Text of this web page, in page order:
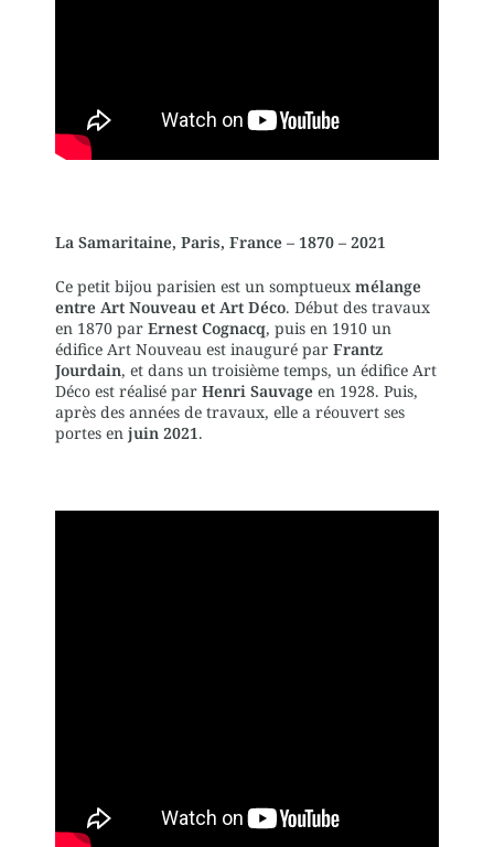
La Samaritaine, Paris, France – 1870 – 2021
Ce petit bijou parisien est un somptueux mélange
entre Art Nouveau et Art Déco. Début des travaux
en 1870 par Ernest Cognacq, puis en 1910 un
édifice Art Nouveau est inauguré par Frantz
Jourdain, et dans un troisième temps, un édifice Art
Déco est réalisé par Henri Sauvage en 1928. Puis,
après des années de travaux, elle a réouvert ses
portes en juin 2021.